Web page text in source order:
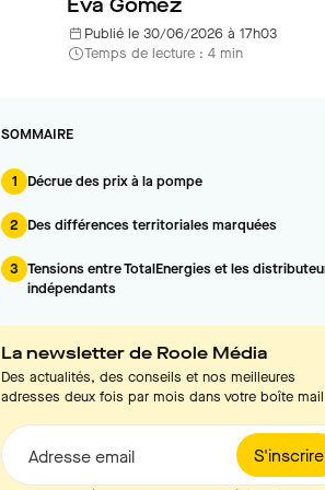
Eva Gomez
Publié le 30/06/2026 à 17h03
Temps de lecture : 4 min
SOMMAIRE
1 Décrue des prix à la pompe
2 Des différences territoriales marquées
3 Tensions entre TotalEnergies et les
indépendants
La newsletter de Roole Média
Des actualités, des conseils et nos meilleures
adresses deux fois par mois dans votre boîte
S'inscrire
Adresse email